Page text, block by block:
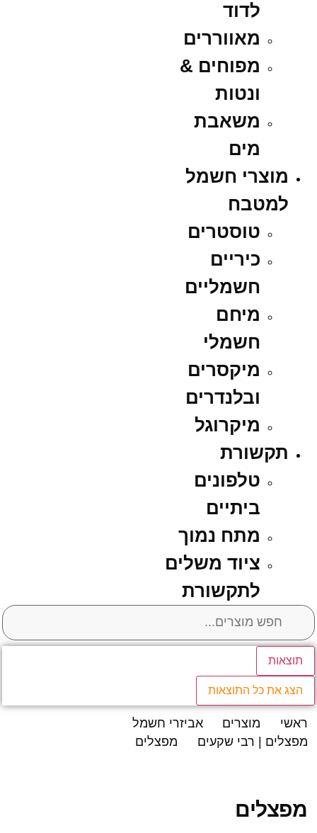
לדוד
מאווררים
מפוחים &
ונטות
משאבת
מים
מוצרי חשמל
למטבח
טוסטרים
כיריים
חשמליים
מיחם
חשמלי
מיקסרים
ובלנדרים
מיקרוגל
תקשורת
טלפונים
ביתיים
מתח נמוך
ציוד משלים
לתקשורת
תוצאות
הצג את כל התוצאות
ראשי מוצרים
אביזרי חשמל
מפצלים | רבי שקעים
מפצלים
מפצלים